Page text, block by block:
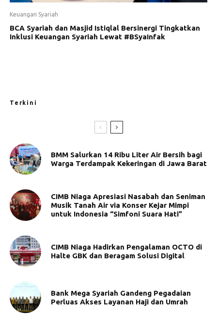
Keuangan Syariah
BCA Syariah dan Masjid Istiqlal Bersinergi Tingkatkan
Inklusi Keuangan Syariah Lewat #BSyaInfak
Terkini
BMM Salurkan 14 Ribu Liter Air Bersih bagi
Warga Terdampak Kekeringan di Jawa Barat
CIMB Niaga Apresiasi Nasabah dan Seniman
Musik Tanah Air via Konser Kejar Mimpi
untuk Indonesia “Simfoni Suara Hati”
CIMB Niaga Hadirkan Pengalaman OCTO di
Halte GBK dan Beragam Solusi Digital
Bank Mega Syariah Gandeng Pegadaian
Perluas Akses Layanan Haji dan Umrah